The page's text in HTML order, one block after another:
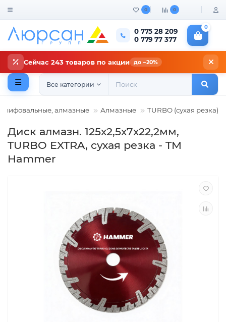
0 0
0 775 28 209
0 779 77 377
0
Сейчас 243 товаров по акции до −20%
Все категории
алмазные Алмазные TURBO (сухая резка)
Диск алмазн. 125х2,5х7х22,2мм,
TURBO EXTRA, сухая резка - TM
Hammer